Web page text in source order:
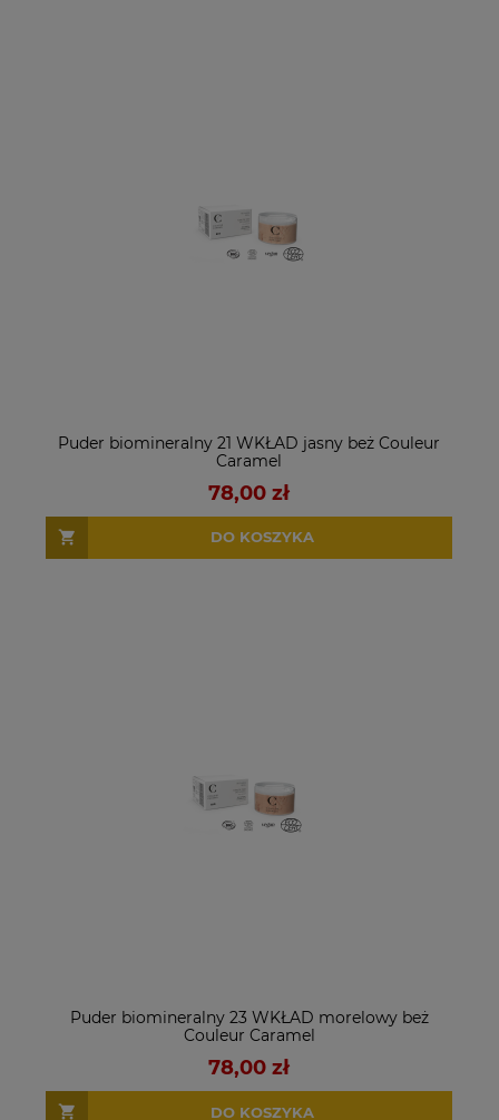
Puder biomineralny 21 WKŁAD jasny beż Couleur
Caramel
78,00 zł
DO KOSZYKA
Puder biomineralny 23 WKŁAD morelowy beż
Couleur Caramel
78,00 zł
DO KOSZYKA